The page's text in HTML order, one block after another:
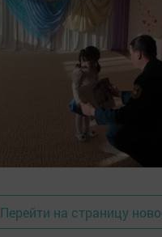
Перейти на страницу